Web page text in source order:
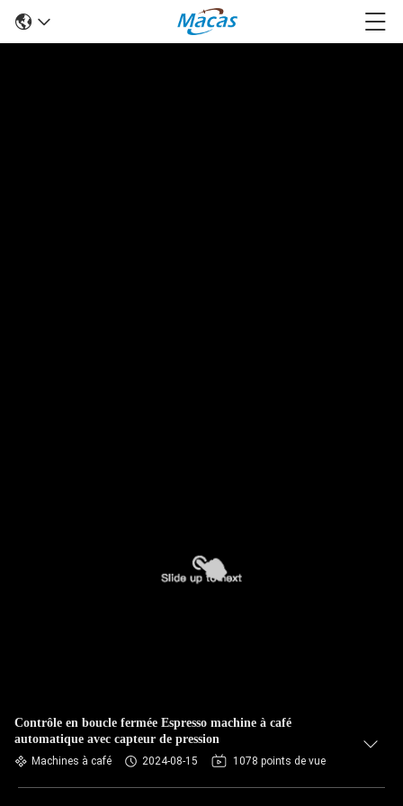
Contrôle en boucle fermée Espresso machine à café
automatique avec capteur de pression
Machines à café 2024-08-15 1078 points de vue